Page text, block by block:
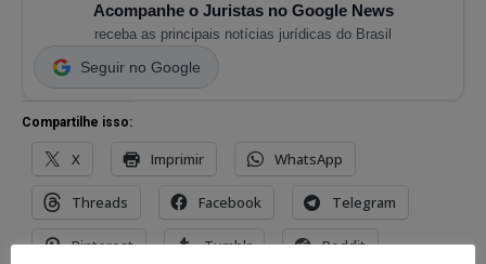
Acompanhe o Juristas no Google News
receba as principais notícias jurídicas do Brasil
Seguir no Google
Compartilhe isso:
X Imprimir WhatsApp
Threads Facebook Telegram
Pinterest Tumblr Reddit